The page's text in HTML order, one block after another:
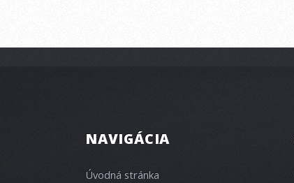
NAVIGÁCIA
Úvodná stránka